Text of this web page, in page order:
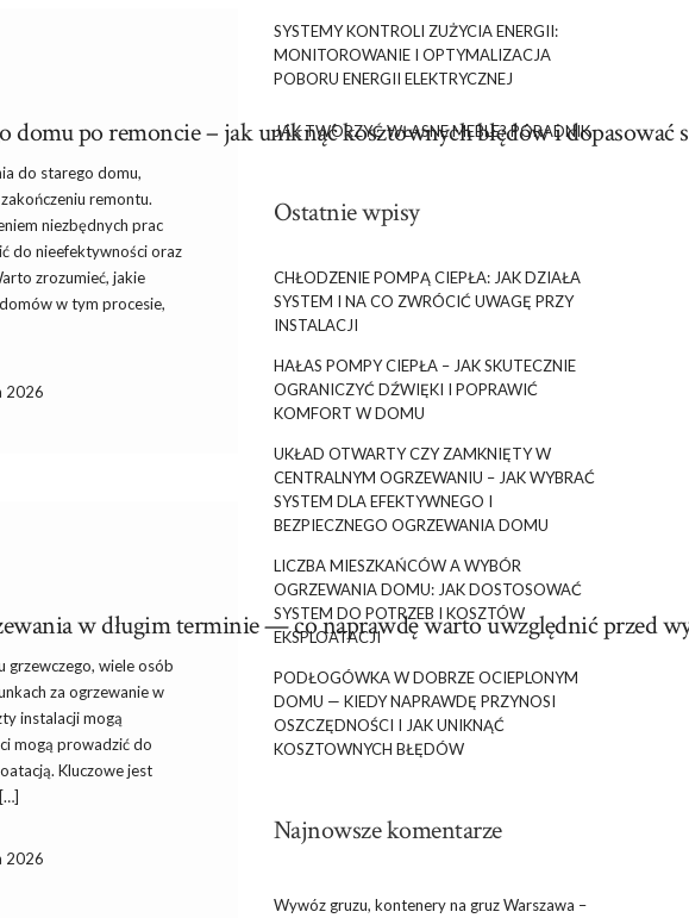
domu po remoncie – jak uniknąć kosztownych błędów i dopasować
do starego domu,
remontu.
niezbędnych prac
do nieefektywności oraz
zrozumieć, jakie
domów w tym procesie,
2026
w długim terminie — co naprawdę warto uwzględnić przed
grzewczego, wiele osób
za ogrzewanie w
instalacji mogą
mogą prowadzić do
Kluczowe jest
2026
SYSTEMY KONTROLI ZUŻYCIA ENERGII:
MONITOROWANIE I OPTYMALIZACJA
POBORU ENERGII ELEKTRYCZNEJ
JAK TWORZYĆ WŁASNE MEBLE? PORADNIK
Ostatnie wpisy
CHŁODZENIE POMPĄ CIEPŁA: JAK DZIAŁA
SYSTEM I NA CO ZWRÓCIĆ UWAGĘ PRZY
INSTALACJI
HAŁAS POMPY CIEPŁA – JAK SKUTECZNIE
OGRANICZYĆ DŹWIĘKI I POPRAWIĆ
KOMFORT W DOMU
UKŁAD OTWARTY CZY ZAMKNIĘTY W
CENTRALNYM OGRZEWANIU – JAK WYBRAĆ
SYSTEM DLA EFEKTYWNEGO I
BEZPIECZNEGO OGRZEWANIA DOMU
LICZBA MIESZKAŃCÓW A WYBÓR
OGRZEWANIA DOMU: JAK DOSTOSOWAĆ
SYSTEM DO POTRZEB I KOSZTÓW
EKSPLOATACJI
PODŁOGÓWKA W DOBRZE OCIEPLONYM
DOMU — KIEDY NAPRAWDĘ PRZYNOSI
OSZCZĘDNOŚCI I JAK UNIKNĄĆ
KOSZTOWNYCH BŁĘDÓW
Najnowsze komentarze
Wywóz gruzu, kontenery na gruz Warszawa –